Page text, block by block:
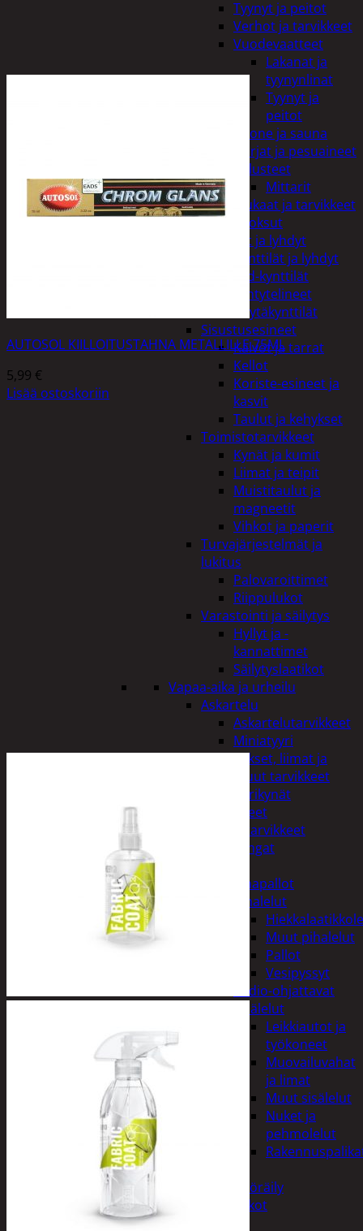
Tyynyt ja peitot
Verhot ja tarvikkeet
Vuodevaatteet
Lakanat ja
tyynynlinat
Tyynyt ja
peitot
Kylpyhuone ja sauna
Harjat ja pesuaineet
Kalusteet
Mittarit
Kiukaat ja tarvikkeet
Tuoksut
Kynttilät ja lyhdyt
Kynttilät ja lyhdyt
Led-kynttilät
Lyhtytelineet
Pöytäkynttilät
Sisustusesineet
Kalvot ja tarrat
Kellot
Koriste-esineet ja
kasvit
Taulut ja kehykset
Toimistotarvikkeet
Kynät ja kumit
Liimat ja teipit
Muistitaulut ja
magneetit
Vihkot ja paperit
Turvajärjestelmät ja
lukitus
Palovaroittimet
Riippulukot
Varastointi ja säilytys
Hyllyt ja -
kannattimet
Säilytyslaatikot
Vapaa-aika ja urheilu
Askartelu
Askartelutarvikkeet
Miniatyyri
Sakset, liimat ja
muut tarvikkeet
Värikynät
Harrasteet
Käsityötarvikkeet
Langat
Ilmapallot
Pihalelut
Muut pihalelut
Pallot
Vesipyssyt
Radio-ohjattavat
Sisälelut
Leikkiautot ja
työkoneet
Muovailuvahat
ja limat
Muut sisälelut
Nuket ja
pehmolelut
Polkupyöräily
Lukot
AUTOSOL KIILLOITUSTAHNA METALLILLE 75ML
5,99 €
Lisää ostoskoriin